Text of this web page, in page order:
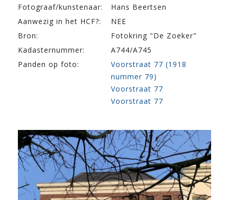
Fotograaf/kunstenaar:
Hans Beertsen
Aanwezig in het HCF?:
NEE
Bron:
Fotokring "De Zoeker"
Kadasternummer:
A744/A745
Panden op foto:
Voorstraat 77 (1918
nummer 79)
Voorstraat 77
Voorstraat 77